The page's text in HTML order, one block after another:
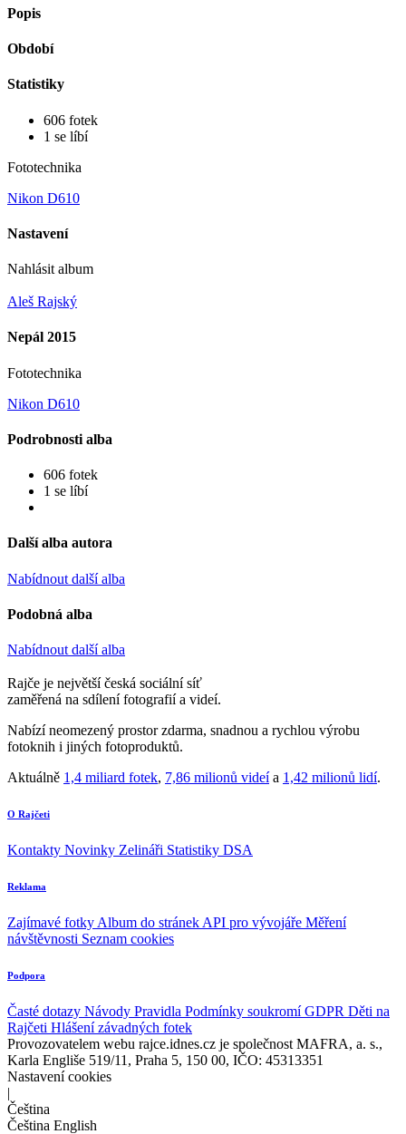
Popis
Období
Statistiky
606 fotek
1 se líbí
Fototechnika
Nikon D610
Nastavení
Nahlásit album
Aleš Rajský
Nepál 2015
Fototechnika
Nikon D610
Podrobnosti alba
606 fotek
1 se líbí
Další alba autora
Nabídnout další alba
Podobná alba
Nabídnout další alba
Rajče je největší česká sociální síť
zaměřená na sdílení fotografií a videí.
Nabízí neomezený prostor zdarma, snadnou a rychlou výrobu
fotoknih i jiných fotoproduktů.
Aktuálně 1,4 miliard fotek, 7,86 milionů videía 1,42 milionů lidí.
O Rajčeti
Kontakty Novinky Zelináři Statistiky DSA
Reklama
Zajímavé fotky Album do stránek API pro vývojáře Měření
návštěvnosti Seznam cookies
Podpora
Časté dotazy Návody Pravidla Podmínky soukromíGDPR Děti na
Rajčeti Hlášení závadných fotek
Provozovatelem webu rajce.idnes.cz je společnost MAFRA, a. s.,
Karla Engliše 519/11, Praha 5, 150 00, IČO: 45313351
Nastavení cookies
|
Čeština
Čeština English